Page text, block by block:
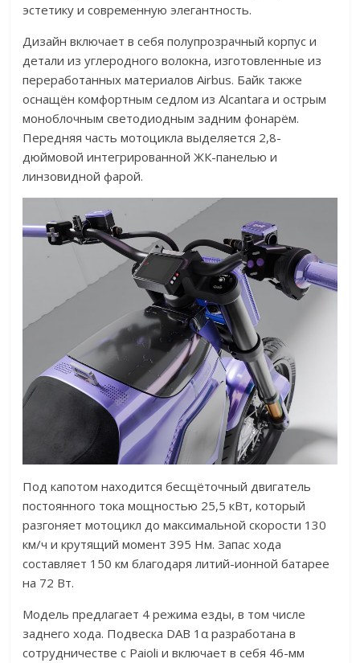
эстетику и современную элегантность.
Дизайн включает в себя полупрозрачный корпус и
детали из углеродного волокна, изготовленные из
переработанных материалов Airbus. Байк также
оснащён комфортным седлом из Alcantara и острым
моноблочным светодиодным задним фонарём.
Передняя часть мотоцикла выделяется 2,8-
дюймовой интегрированной ЖК-панелью и
линзовидной фарой.
Под капотом находится бесщёточный двигатель
постоянного тока мощностью 25,5 кВт, который
разгоняет мотоцикл до максимальной скорости 130
км/ч и крутящий момент 395 Нм. Запас хода
составляет 150 км благодаря литий-ионной батарее
на 72 Вт.
Модель предлагает 4 режима езды, в том числе
заднего хода. Подвеска DAB 1α разработана в
сотрудничестве с Paioli и включает в себя 46-мм